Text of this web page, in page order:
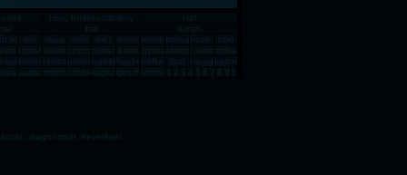
diagnózisát, kezelését.